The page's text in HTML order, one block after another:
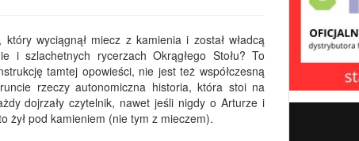
wyciągnął miecz z kamienia i został władcą
i szlachetnych rycerzach Okrągłego Stołu? To
tamtej opowieści, nie jest też współczesną
rzeczy autonomiczna historia, która stoi na
dojrzały czytelnik, nawet jeśli nigdy o Arturze i
żył pod kamieniem (nie tym z mieczem).